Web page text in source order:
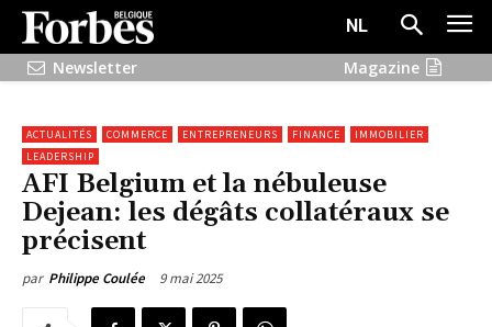
NL
Newsletter
Magazine
ACTUALITÉS COMMERCE ENTREPRENEURS FINANCE
IMMOBILIER
LEADERSHIP
AFI Belgium et la nébuleuse
Dejean: les dégâts collatéraux se
précisent
par Philippe Coulée 9 mai 2025